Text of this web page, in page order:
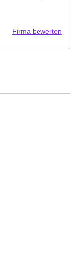
Firma bewerten